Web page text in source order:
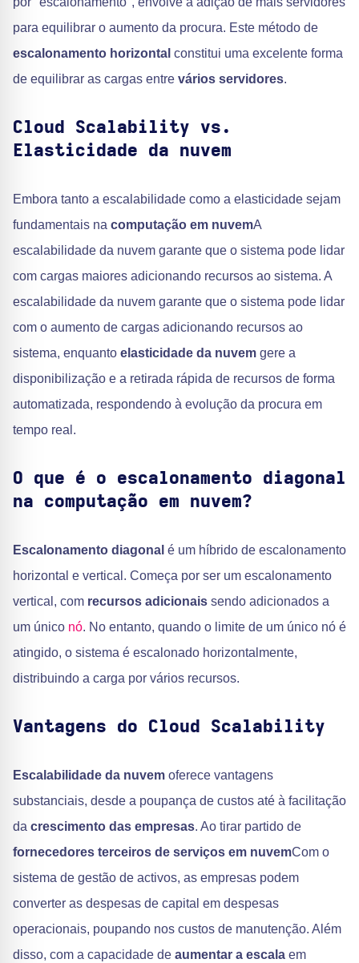
para equilibrar o aumento da procura. Este método de
escalonamento horizontal constitui uma excelente forma
de equilibrar as cargas entre vários servidores.
Cloud Scalability vs.
Elasticidade da nuvem
Embora tanto a escalabilidade como a elasticidade sejam
fundamentais na computação em nuvemA
escalabilidade da nuvem garante que o sistema pode lidar
com cargas maiores adicionando recursos ao sistema. A
escalabilidade da nuvem garante que o sistema pode lidar
com o aumento de cargas adicionando recursos ao
sistema, enquanto elasticidade da nuvem gere a
disponibilização e a retirada rápida de recursos de forma
automatizada, respondendo à evolução da procura em
tempo real.
O que é o escalonamento diagonal
na computação em nuvem?
Escalonamento diagonal é um híbrido de escalonamento
horizontal e vertical. Começa por ser um escalonamento
vertical, com recursos adicionais sendo adicionados a
um único nó. No entanto, quando o limite de um único nó é
atingido, o sistema é escalonado horizontalmente,
distribuindo a carga por vários recursos.
Vantagens do Cloud Scalability
Escalabilidade da nuvem oferece vantagens
substanciais, desde a poupança de custos até à facilitação
da crescimento das empresas. Ao tirar partido de
fornecedores terceiros de serviços em nuvemCom o
sistema de gestão de activos, as empresas podem
converter as despesas de capital em despesas
operacionais, poupando nos custos de manutenção. Além
disso, com a capacidade de aumentar a escala em